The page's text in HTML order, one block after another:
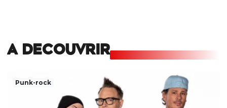
A DECOUVRIR
Punk-rock